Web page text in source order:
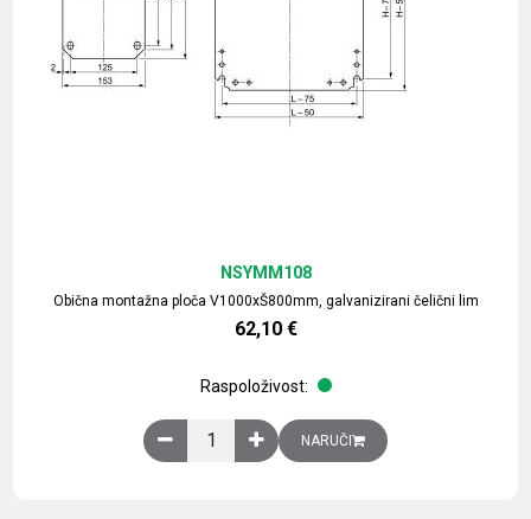
Obična montažna ploča V1000xŠ800mm, galvanizirani čelični lim
NSYMM108
62,10 €
Raspoloživost:
Obična montažna ploča V1000xŠ800mm,
NARUČI